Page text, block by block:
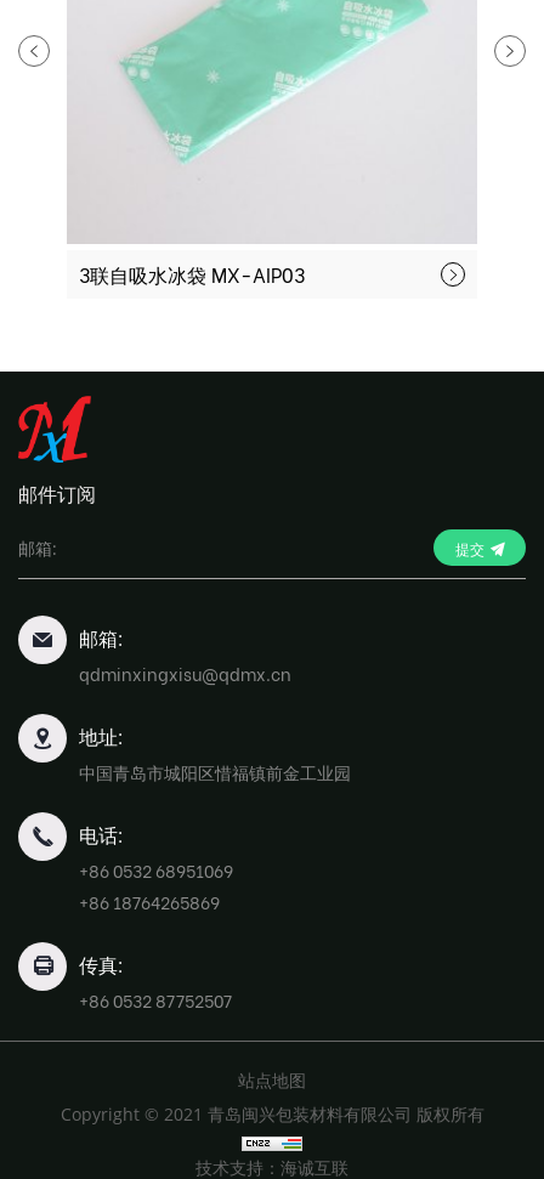
3联自吸水冰袋 MX-AIP03
邮件订阅
提交
邮箱:
qdminxingxisu@qdmx.cn
地址:
中国青岛市城阳区惜福镇前金工业园
电话:
+86 0532 68951069
+86 18764265869
传真:
+86 0532 87752507
站点地图
Copyright © 2021 青岛闽兴包装材料有限公司 版权所有
技术支持：海诚互联